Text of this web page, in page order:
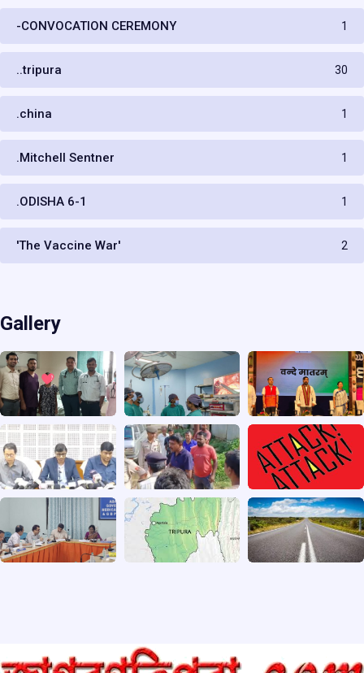
-CONVOCATION CEREMONY 1
..tripura 30
.china 1
.Mitchell Sentner 1
.ODISHA 6-1 1
'The Vaccine War' 2
Gallery